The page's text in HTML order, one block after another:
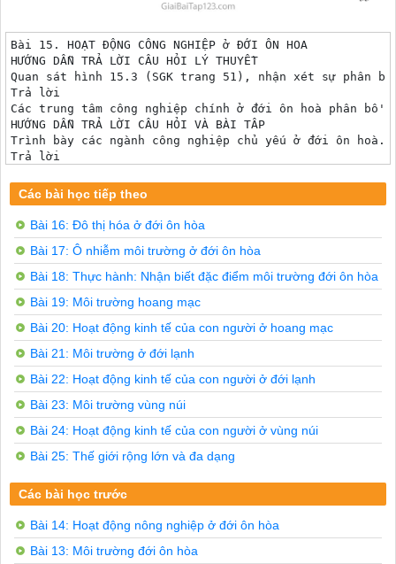
Bài 15. HOẠT ĐỘNG CÔNG NGHIỆP ở ĐỚI ÔN HOA
HƯỚNG DẪN TRẢ LỜI CÂU HỎI LÝ THUYỀT
Quan sát hình 15.3 (SGK trang 51), nhận xét sự phân
Trả lời
Các trung tâm công nghiệp chính ở đới ôn hoà phân bô'
HƯỚNG DẪN TRẢ LỜI CÂU HỎI VÀ BÀI TÂP
Trình bày các ngành công nghiệp chủ yếu ở đới ôn hoà.
Trả lời
Công nghiệp khai thác:
+ Là ngành công nghiệp lấy trực tiếp các nguyên liệu,
+ Công nghiệp khai thác phát triển ở những nơi tập
Công nghiệp chế biến:
+ Là ngành có vai trò biến đổi các nguyên liệu, nhiên
+ Rât đa dạng, từ các ngành truyền thống (luyện
+ Phần lớn nguyên liệu, nhiên liệu được nhập từ các
+ Phân bô' chủ yếu ở các cảng sông, cảng biển (để
Cảnh quan công nghiệp ở đới ôn hoà biểu hiện như thế
Trả lời
Ở đới ôn hoà có ba loại cảnh quan công nghiệp thường
Khu công nghiệp: là nơi tập hợp các nhà máy có liên
Trung tâm công nghiệp: bao gồm nhiều khu công nghiệp
Vùng công nghiệp: bao gồm các trung tâm công
Quan sát ảnh về cảng sông Đuy-xbua (Đức) và sơ đồ
Trả lời
Phân tích ảnh ra thành ba phần chính (như trong sơ
+ Tiền cảnh: bờ sông và dòng sông (bên phải, góc
+ Hậu cảnh: đồng ruộng, khu dân cư (phía trên bức
Chủ đề thể hiện nội dung chính của bức ảnh là toàn
Sự hợp lí trong việc bô' trí các khu dân cư:
+ Khu dân cư đặt ở thượng nguồn (hay bên trên dòng
+ Khu dân cư đặt tránh hướng gió đưa khí thải độc
Các bài học tiếp theo
Bài 16: Đô thị hóa ở đới ôn hòa
Bài 17: Ô nhiễm môi trường ở đới ôn hòa
Bài 18: Thực hành: Nhận biết đặc điểm môi trường đới ôn hòa
Bài 19: Môi trường hoang mạc
Bài 20: Hoạt động kinh tế của con người ở hoang mạc
Bài 21: Môi trường ở đới lạnh
Bài 22: Hoạt động kinh tế của con người ở đới lạnh
Bài 23: Môi trường vùng núi
Bài 24: Hoạt động kinh tế của con người ở vùng núi
Bài 25: Thế giới rộng lớn và đa dạng
Các bài học trước
Bài 14: Hoạt động nông nghiệp ở đới ôn hòa
Bài 13: Môi trường đới ôn hòa